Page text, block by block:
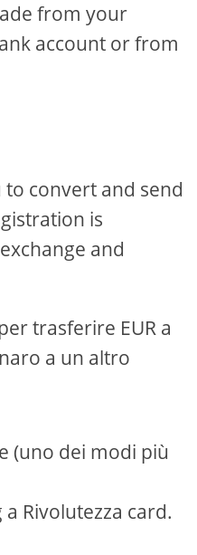
from your
account or from
to convert and send
is
and
trasferire EUR a
a un altro
(uno dei modi più
Rivolutezza card.